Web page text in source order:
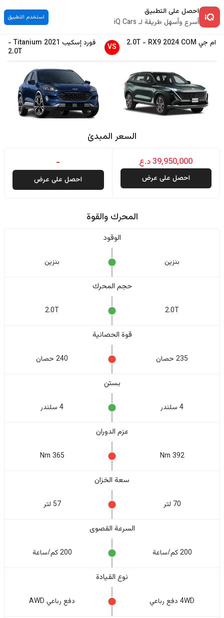
احصل على التطبيق
أسرع وأسهل طريقة لـ iQ Cars
استخدم التطبيق
ام جي RX9 2024 COM
-
2.0T
VS فوردإسكيب 2021
Titanium
-
2.0T
السعر المبدئ
39,950,000 د.ع
احصل على عرض
-
احصل على عرض
المحرك والقوة
الوقود
بنزين بنزين
حجم المحرك
2.0T
2.0T
قوة الحصانية
235 حصان 240 حصان
بستن
4 سلندر 4 سلندر
عزم الدوران
392 Nm
365 Nm
سعة الخزان
70 لتر 57 لتر
السرعة القصوى
200 كم/ساعة 200 كم/ساعة
نوع القيادة
4WD دفع رباعي دفع رباعي AWD